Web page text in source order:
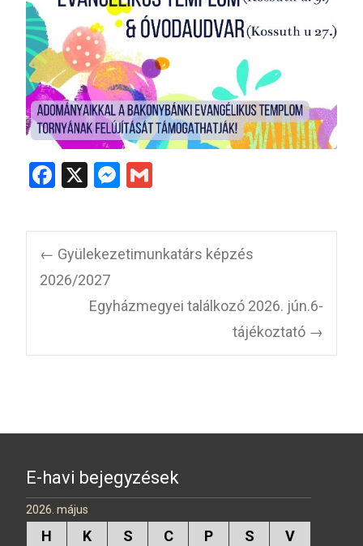
F
ce
b
o
X
M
se
n
er
ail
← Gyülekezetimunkatárs képzés
2026/2027
Egyházmegyei találkozó 2026. jún.6-
tájékoztató →
E-havi bejegyzések
2026. május
H K S C P S
V